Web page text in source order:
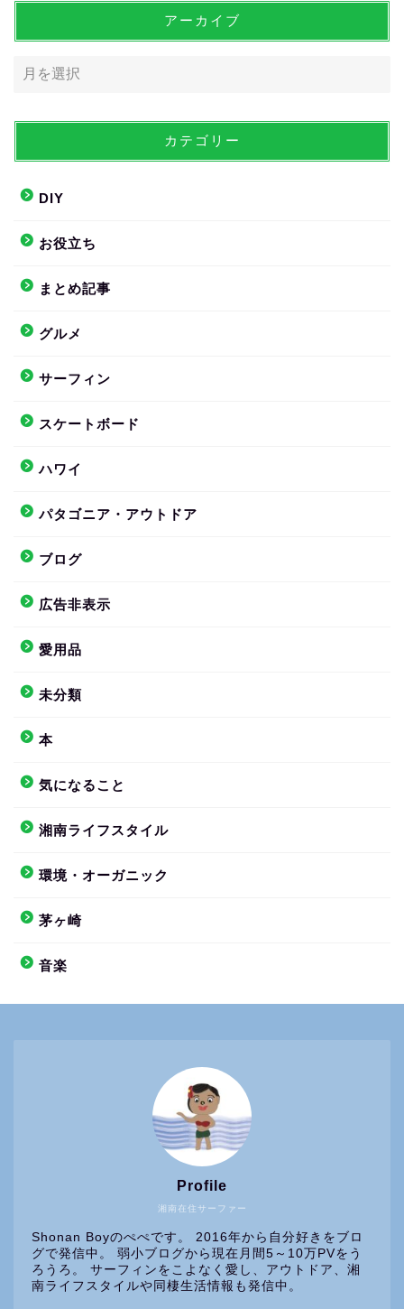
アーカイブ
カテゴリー
DIY
お役立ち
まとめ記事
グルメ
サーフィン
スケートボード
ハワイ
パタゴニア・アウトドア
ブログ
広告非表示
愛用品
未分類
本
気になること
湘南ライフスタイル
環境・オーガニック
茅ヶ崎
音楽
湘南在住サーファー
Profile
Shonan Boyのぺぺです。 2016年から自分好きをブロ
グで発信中。 弱小ブログから現在月間5～10万PVをう
ろうろ。 サーフィンをこよなく愛し、アウトドア、湘
南ライフスタイルや同棲生活情報も発信中。